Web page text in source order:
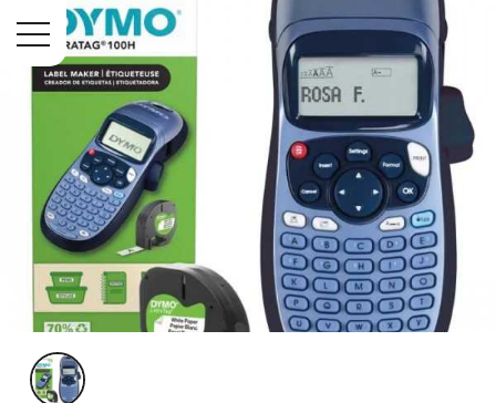
Menu
Accueil
large, 1 cassette ruban